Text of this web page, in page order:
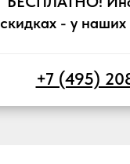
скидках - у
+7 (495)